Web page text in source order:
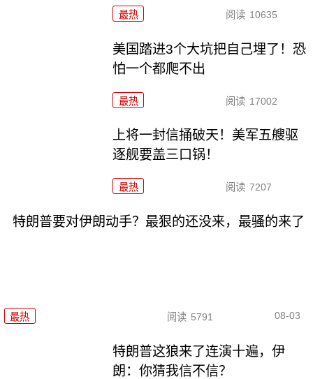
最热 阅读 10635
美国踏进3个大坑把自己埋了！恐
怕一个都爬不出
最热 阅读 17002
上将一封信捅破天！美军五艘驱
逐舰要盖三口锅！
最热 阅读 7207
特朗普要对伊朗动手？最狠的还没来，最骚的来了
最热 阅读 5791 08-03
特朗普这狼来了连演十遍，伊
朗：你猜我信不信？